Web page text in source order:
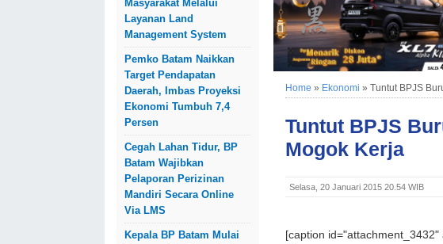
Masyarakat Melalui
Layanan Land
Management System
Pemko Batam Naikkan
Target Pendapatan
Daerah, Imbas Proyeksi
Ekonomi Tumbuh 7,4
Persen
Cegah Lahan Tidur, BP
Batam Wajibkan
Pelaporan Perizinan
Mandiri Secara Online
Via LMS
Kepala BP Batam Mulai
Home » Ekonomi » Tuntut BPJS
Tuntut BPJS
Mogok Kerja
Selasa, 20 Januari 2015 20.54 WIB
[caption